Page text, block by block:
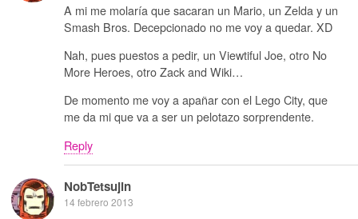
A mi me molaría que sacaran un Mario, un Zelda y un
Smash Bros. Decepcionado no me voy a quedar. XD
Nah, pues puestos a pedir, un Viewtiful Joe, otro No
More Heroes, otro Zack and Wiki…
De momento me voy a apañar con el Lego City, que
me da mi que va a ser un pelotazo sorprendente.
Reply
NobTetsujin
14 febrero 2013